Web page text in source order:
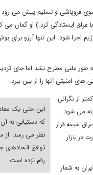
سوی فروپاشی و تسلیم پیش می
به خاطر داشت که ایران بدون عقب نشینی 8 سال در برابر جنگ با عراق
اجرا شود. این تنها آرزو برای
طور علنی مطرح نشد اما جای
امنیتی آنها را از بین ببرد.
این حتی یک
که دستیابی به
نظر می رسد. از
توافق اتحادهای
رقم نزده است.
از نگرانی
می شود.
شیعه قرار
در بازار
به شمار